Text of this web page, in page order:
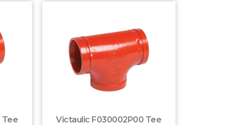
Tee
Victaulic F030002P00 Tee